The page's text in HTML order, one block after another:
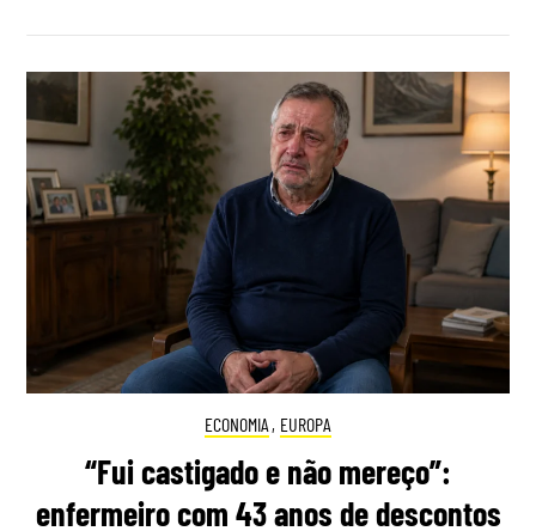
ECONOMIA , EUROPA
“Fui castigado e não mereço”:
enfermeiro com 43 anos de descontos